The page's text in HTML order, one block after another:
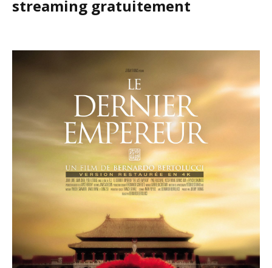
streaming gratuitement